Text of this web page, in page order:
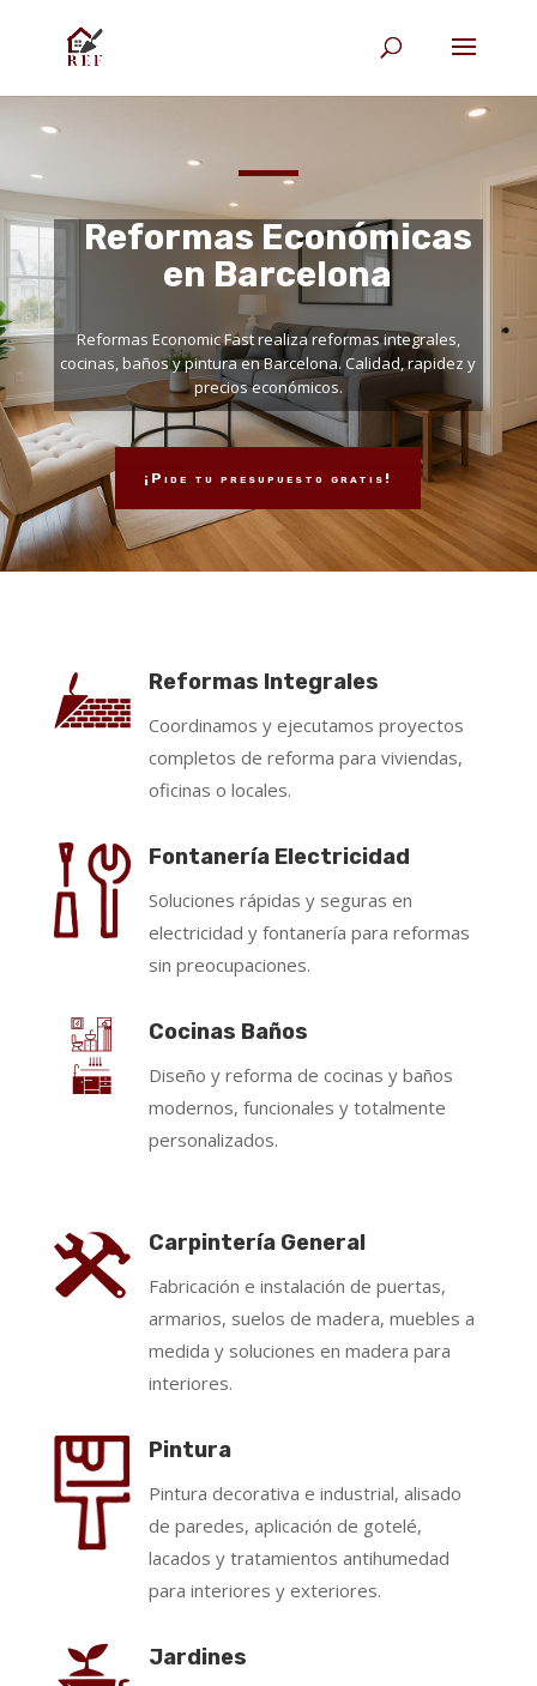
Reformas Económicas
en Barcelona
Reformas Economic Fast realiza reformas integrales,
cocinas, baños y pintura en Barcelona. Calidad, rapidez y
precios económicos.
¡Pide tu presupuesto gratis!
Reformas Integrales
Coordinamos y ejecutamos proyectos
completos de reforma para viviendas,
oficinas o locales.
Fontanería Electricidad
Soluciones rápidas y seguras en
electricidad y fontanería para reformas
sin preocupaciones.
Cocinas Baños
Diseño y reforma de cocinas y baños
modernos, funcionales y totalmente
personalizados.
Carpintería General
Fabricación e instalación de puertas,
armarios, suelos de madera, muebles a
medida y soluciones en madera para
interiores.
Pintura
Pintura decorativa e industrial, alisado
de paredes, aplicación de gotelé,
lacados y tratamientos antihumedad
para interiores y exteriores.
Jardines